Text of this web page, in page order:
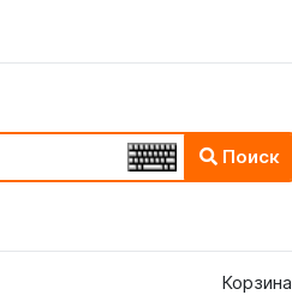
Поиск
Корзина